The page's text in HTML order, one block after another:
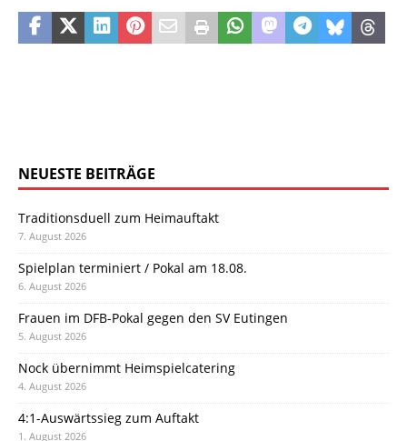
NEUESTE BEITRÄGE
Traditionsduell zum Heimauftakt
7. August 2026
Spielplan terminiert / Pokal am 18.08.
6. August 2026
Frauen im DFB-Pokal gegen den SV Eutingen
5. August 2026
Nock übernimmt Heimspielcatering
4. August 2026
4:1-Auswärtssieg zum Auftakt
1. August 2026